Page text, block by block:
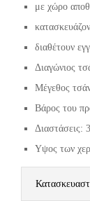
με χώρο
διαθέτουν
Διαγώνιος
Μέγεθος
Βάρος του
Διαστάσεις:
Υψος των